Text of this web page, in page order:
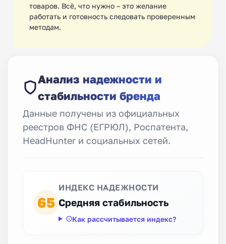
товаров. Всё, что нужно – это желание
работать и готовность следовать проверенным
методам.
Анализ надежности и
стабильности бренда
Данные получены из официальных
реестров ФНС (ЕГРЮЛ), Роспатента,
HeadHunter и социальных сетей.
65
ИНДЕКС НАДЕЖНОСТИ
Средняя стабильность
Как рассчитывается индекс?